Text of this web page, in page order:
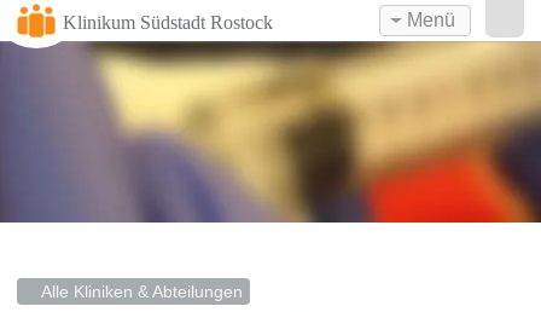
Klinikum Südstadt Rostock Menü
Alle Kliniken & Abteilungen